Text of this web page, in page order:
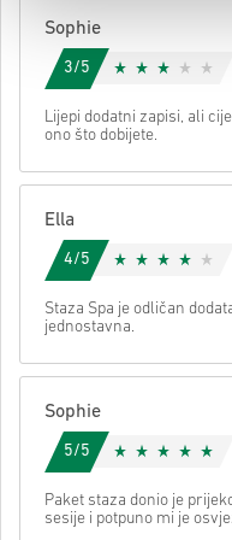
svom kodu.
Sophie
3/5
Lijepi dodatni zapisi, ali
ono što dobijete.
Ella
4/5
Staza Spa je odličan
jednostavna.
Sophie
5/5
Paket staza donio je
sesije i potpuno mi je